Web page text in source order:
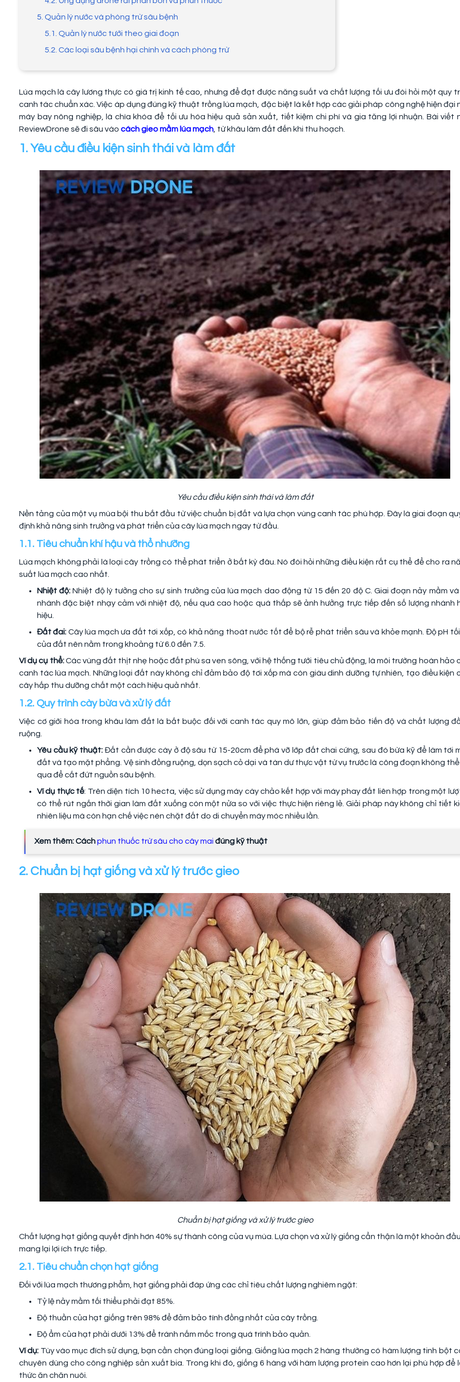
5. Quản lý nước và phòng trừ sâu bệnh
5.1. Quản lý nước tưới theo giai đoạn
5.2. Các loại sâu bệnh hại chính và cách phòng trừ
Lúa mạch là cây lương thực có giá trị kinh tế cao, nhưng để đạt được năng suất và chất lượng tối ưu đòi hỏi một quy
canh tác chuẩn xác. Việc áp dụng đúng kỹ thuật trồng lúa mạch, đặc biệt là kết hợp các giải pháp công nghệ hiện đại
máy bay nông nghiệp, là chìa khóa để tối ưu hóa hiệu quả sản xuất, tiết kiệm chi phí và gia tăng lợi nhuận. Bài viết
ReviewDrone sẽ đi sâu vào cách gieo mầm lúa mạch , từ khâu làm đất đến khi thu hoạch.
1. Yêu cầu điều kiện sinh thái và làm đất
Yêu cầu điều kiện sinh thái và làm đất
Nền tảng của một vụ mùa bội thu bắt đầu từ việc chuẩn bị đất và lựa chọn vùng canh tác phù hợp. Đây là giai đoạn
định khả năng sinh trưởng và phát triển của cây lúa mạch ngay từ đầu.
1.1. Tiêu chuẩn khí hậu và thổ nhưỡng
Lúa mạch không phải là loại cây trồng có thể phát triển ở bất kỳ đâu. Nó đòi hỏi những điều kiện rất cụ thể để cho ra
suất lúa mạch cao nhất.
Nhiệt độ: Nhiệt độ lý tưởng cho sự sinh trưởng của lúa mạch dao động từ 15 đến 20 độ C. Giai đoạn nảy mầm
nhánh đặc biệt nhạy cảm với nhiệt độ, nếu quá cao hoặc quá thấp sẽ ảnh hưởng trực tiếp đến số lượng nhánh
hiệu.
Đất đai: Cây lúa mạch ưa đất tơi xốp, có khả năng thoát nước tốt để bộ rễ phát triển sâu và khỏe mạnh. Độ pH tối
của đất nên nằm trong khoảng từ 6.0 đến 7.5.
Ví dụ cụ thể:Các vùng đất thịt nhẹ hoặc đất phù sa ven sông, với hệ thống tưới tiêu chủ động, là môi trường hoàn hảo
canh tác lúa mạch. Những loại đất này không chỉ đảm bảo độ tơi xốp mà còn giàu dinh dưỡng tự nhiên, tạo điều kiện
cây hấp thu dưỡng chất một cách hiệu quả nhất.
1.2. Quy trình cày bừa và xử lý đất
Việc cơ giới hóa trong khâu làm đất là bắt buộc đối với canh tác quy mô lớn, giúp đảm bảo tiến độ và chất lượng
ruộng.
Yêu cầu kỹ thuật: Đất cần được cày ở độ sâu từ 15-20cm để phá vỡ lớp đất chai cứng, sau đó bừa kỹ để làm tơi
đất và tạo mặt phẳng. Vệ sinh đồng ruộng, dọn sạch cỏ dại và tàn dư thực vật từ vụ trước là công đoạn không
qua để cắt đứt nguồn sâu bệnh.
Ví dụ thực tế: Trên diện tích 10 hecta, việc sử dụng máy cày chảo kết hợp với máy phay đất liên hợp trong một
có thể rút ngắn thời gian làm đất xuống còn một nửa so với việc thực hiện riêng lẻ. Giải pháp này không chỉ tiết
nhiên liệu mà còn hạn chế việc nén chặt đất do di chuyển máy móc nhiều lần.
Xem thêm: Cáchphun thuốc trừ sâu cho cây mai đúng kỹ thuật
2. Chuẩn bị hạt giống và xử lý trước gieo
Chuẩn bị hạt giống và xử lý trước gieo
Chất lượng hạt giống quyết định hơn 40% sự thành công của vụ mùa. Lựa chọn và xử lý giống cẩn thận là một khoản
mang lại lợi ích trực tiếp.
2.1. Tiêu chuẩn chọn hạt giống
Đối với lúa mạch thương phẩm, hạt giống phải đáp ứng các chỉ tiêu chất lượng nghiêm ngặt:
Tỷ lệ nảy mầm tối thiểu phải đạt 85%.
Độ thuần của hạt giống trên 98% để đảm bảo tính đồng nhất của cây trồng.
Độ ẩm của hạt phải dưới 13% để tránh nấm mốc trong quá trình bảo quản.
Ví dụ: Tùy vào mục đích sử dụng, bạn cần chọn đúng loại giống. Giống lúa mạch 2 hàng thường có hàm lượng tinh bột
chuyên dùng cho công nghiệp sản xuất bia. Trong khi đó, giống 6 hàng với hàm lượng protein cao hơn lại phù hợp để
thức ăn chăn nuôi.